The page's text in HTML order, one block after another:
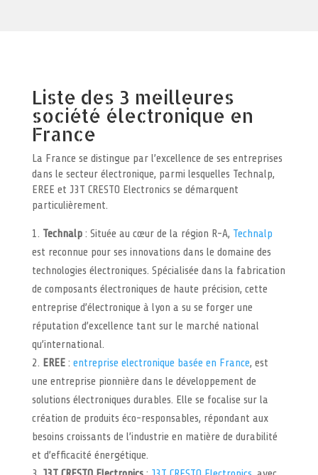
Liste des 3 meilleures
société électronique en
France
La France se distingue par l’excellence de ses entreprises
dans le secteur électronique, parmi lesquelles Technalp,
EREE et J3T CRESTO Electronics se démarquent
particulièrement.
Technalp: Située au cœur de la région R-A, Technalp
est reconnue pour ses innovations dans le domaine des
technologies électroniques. Spécialisée dans la fabrication
de composants électroniques de haute précision, cette
entreprise d’électronique à lyon a su se forger une
réputation d’excellence tant sur le marché national
qu’international.
EREE: entreprise electronique basée en France, est
une entreprise pionnière dans le développement de
solutions électroniques durables. Elle se focalise sur la
création de produits éco-responsables, répondant aux
besoins croissants de l’industrie en matière de durabilité
et d’efficacité énergétique.